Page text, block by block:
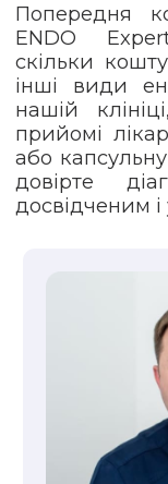
Попередня
ENDO
скільки
інші види
нашій
прийомі
або
довірте
досвідченим